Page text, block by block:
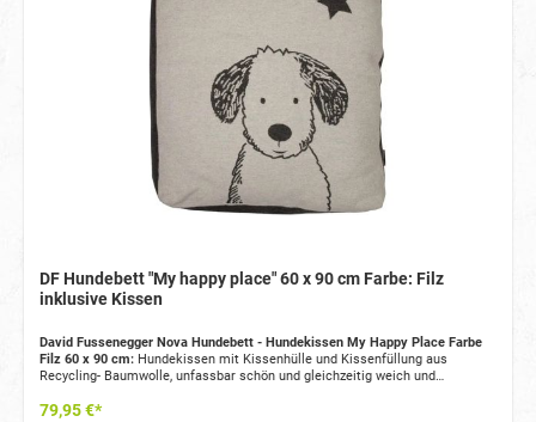
DF Hundebett "My happy place" 60 x 90 cm Farbe: Filz
inklusive Kissen
David Fussenegger Nova Hundebett - Hundekissen My Happy Place Farbe
Filz 60 x 90 cm:Hundekissen mit Kissenhülle und Kissenfüllung aus
Recycling- Baumwolle, unfassbar schön und gleichzeitig weich und
Waschanleitung.
79,95 €*